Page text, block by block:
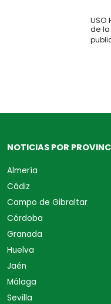
USO
de
NOTICIAS POR
Almería
Cádiz
Campo de Gibraltar
Córdoba
Granada
Huelva
Jaén
Málaga
Sevilla